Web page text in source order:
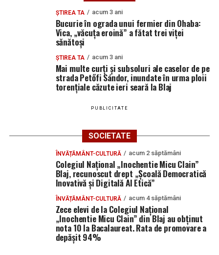
„Prin asigurarea unor servicii sociale și medicale de cea
mai înaltă calitate pentru persoanele vârstnice aflate în
dificultate, vom face, și din acest punct de vedere, un nou
pas spre orașul european pe care ni-l dorim cu toții”
mai transmis primarul municipiului Blaj, Gheorghe
Valentin Rotar.
Adaugă blajinfo.ro ca sursă
Ultimele știri din Blaj
Volei Alba Blaj debutează la Constanța în noul
sezon. Programul complet din Divizia A1 și Cupa
României
La Blaj a fost inaugurat primul centru de zi pentru
vârstnici cu servicii de îngrijire la domiciliu din
județul Alba
ȘTIREA TA acum 3 ani
Bucurie în ograda unui fermier din Ohaba:
Vica, „văcuța eroină” a fătat trei viței
sănătoși
ȘTIREA TA acum 3 ani
Mai multe curți și subsoluri ale caselor de pe
strada Petőfi Sándor, inundate în urma ploii
torențiale căzute ieri seară la Blaj
PUBLICITATE
SOCIETATE
ÎNVĂȚĂMÂNT-CULTURĂ acum 2 săptămâni
Colegiul Național „Inochentie Micu Clain”
Blaj, recunoscut drept „Școală Democratică
Inovativă și Digitală AI Etică”
ÎNVĂȚĂMÂNT-CULTURĂ acum 4 săptămâni
Zece elevi de la Colegiul Național
„Inochentie Micu Clain” din Blaj au obținut
nota 10 la Bacalaureat. Rata de promovare a
depășit 94%